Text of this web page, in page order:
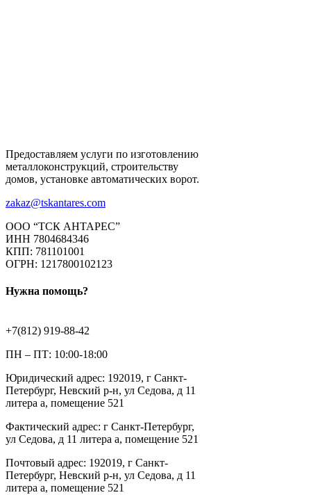
Предоставляем услуги по изготовлению
металлоконструкций, строительству
домов, установке автоматических ворот.
zakaz@tskantares.com
ООО “ТСК АНТАРЕС”
ИНН 7804684346
КПП: 781101001
ОГРН: 1217800102123
Нужна помощь?
+7(812) 919-88-42
ПН – ПТ: 10:00-18:00
Юридический адрес: 192019, г Санкт-
Петербург, Невский р-н, ул Седова, д 11
литера а, помещение 521
Фактический адрес: г Санкт-Петербург,
ул Седова, д 11 литера а, помещение 521
Почтовый адрес: 192019, г Санкт-
Петербург, Невский р-н, ул Седова, д 11
литера а, помещение 521